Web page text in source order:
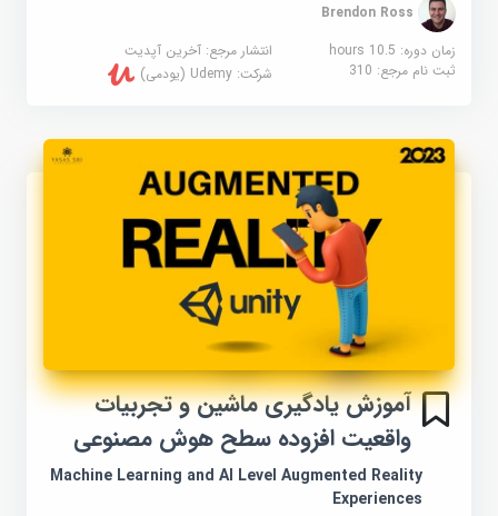
Brendon Ross
زمان دوره: 10.5 hours
انتشار مرجع:آخرین آپدیت
ثبت نام مرجع:310 شرکت:Udemy (یودمی)
آموزش یادگیری ماشین و تجربیات
واقعیت افزوده سطح هوش مصنوعی
Machine Learning and AI Level Augmented Reality
Experiences